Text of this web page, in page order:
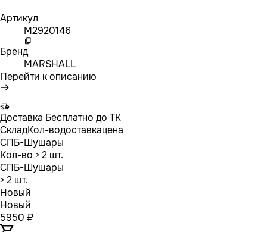
Артикул
M2920146
Бренд
MARSHALL
Перейти к описанию
Доставка Бесплатно до ТК
СкладКол-водоставкацена
СПБ-Шушары
Кол-во > 2 шт.
СПБ-Шушары
> 2 шт.
Новый
Новый
5950 ₽